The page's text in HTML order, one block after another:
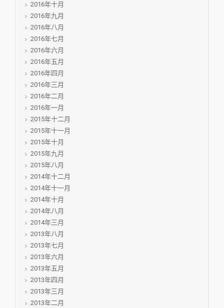
2016年十月
2016年九月
2016年八月
2016年七月
2016年六月
2016年五月
2016年四月
2016年三月
2016年二月
2016年一月
2015年十二月
2015年十一月
2015年十月
2015年九月
2015年八月
2014年十二月
2014年十一月
2014年十月
2014年八月
2014年三月
2013年八月
2013年七月
2013年六月
2013年五月
2013年四月
2013年三月
2013年二月